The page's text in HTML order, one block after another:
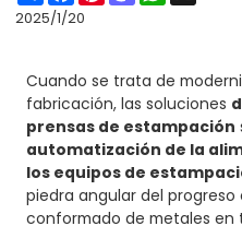
2025/1/20
Cuando se trata de
fabricación, las soluciones
prensas de estampación
automatización de la
los equipos de
piedra angular del progreso
conformado de metales en